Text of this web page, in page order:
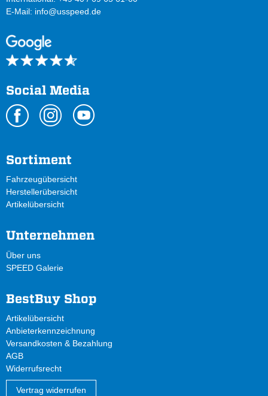
E-Mail: info@usspeed.de
Social Media
Sortiment
Fahrzeugübersicht
Herstellerübersicht
Artikelübersicht
Unternehmen
Über uns
SPEED Galerie
BestBuy Shop
Artikelübersicht
Anbieterkennzeichnung
Versandkosten & Bezahlung
AGB
Widerrufsrecht
Vertrag widerrufen